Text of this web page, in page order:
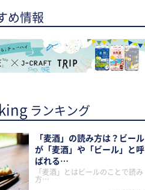
め情報
ランキング
「麦酒」の読み方は？ビール
が「麦酒」や「ビール」と呼
ばれる…
「麦酒」とはビールのことで読み
方…